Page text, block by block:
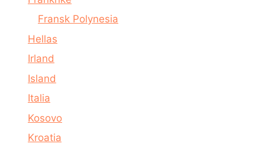
Fransk Polynesia
Hellas
Irland
Island
Italia
Kosovo
Kroatia